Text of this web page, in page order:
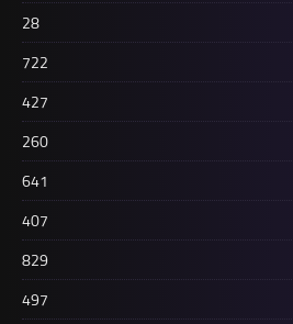
28
722
427
260
641
407
829
497